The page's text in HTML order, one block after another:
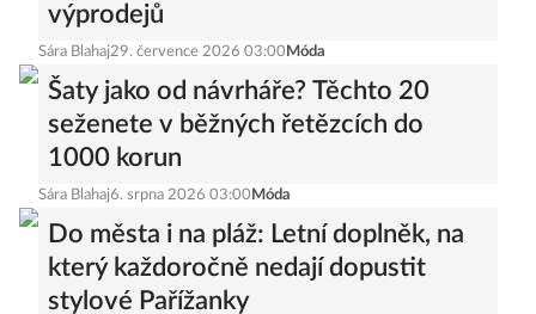
výprodejů
Sára Blahaj29. července 2026 03:00 Móda
Šaty jako od návrháře? Těchto 20
seženete v běžných řetězcích do
1000 korun
Sára Blahaj6. srpna 2026 03:00 Móda
Do města i na pláž: Letní doplněk, na
který každoročně nedají dopustit
stylové Pařížanky